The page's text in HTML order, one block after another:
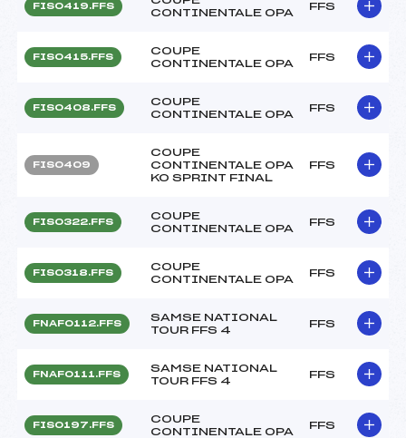
FIS0419.FFS
CONTINENTALE OPA
FFS
FIS0415.FFS
COUPE
CONTINENTALE OPA
FFS
FIS0408.FFS
COUPE
CONTINENTALE OPA
FFS
FIS0409
COUPE
CONTINENTALE OPA
KO SPRINT FINAL
FFS
FIS0322.FFS
COUPE
CONTINENTALE OPA
FFS
FIS0318.FFS
COUPE
CONTINENTALE OPA
FFS
FNAF0112.FFS
SAMSE NATIONAL
TOUR FFS 4
FFS
FNAF0111.FFS
SAMSE NATIONAL
TOUR FFS 4
FFS
FIS0197.FFS
COUPE
CONTINENTALE OPA
FFS